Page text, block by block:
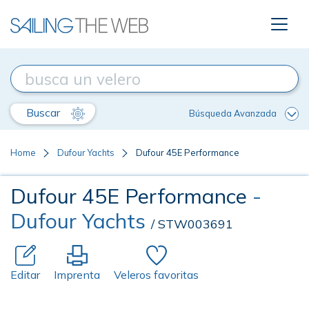
Buscar Búsqueda Avanzada
Home Dufour Yachts Dufour 45E Performance
Dufour 45E Performance -
Dufour Yachts / STW003691
Editar Imprenta Veleros favoritas